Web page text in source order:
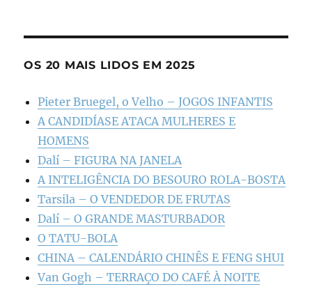
OS 20 MAIS LIDOS EM 2025
Pieter Bruegel, o Velho – JOGOS INFANTIS
A CANDIDÍASE ATACA MULHERES E
HOMENS
Dalí – FIGURA NA JANELA
A INTELIGÊNCIA DO BESOURO ROLA-BOSTA
Tarsila – O VENDEDOR DE FRUTAS
Dalí – O GRANDE MASTURBADOR
O TATU-BOLA
CHINA – CALENDÁRIO CHINÊS E FENG SHUI
Van Gogh – TERRAÇO DO CAFÉ À NOITE